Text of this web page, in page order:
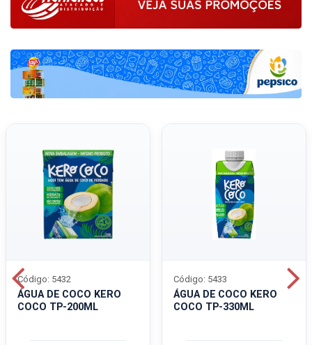
ÁGUA DE COCO KERO
COCO TP-200ML
Código: 5432
ÁGUA DE COCO KERO
COCO TP-330ML
Código: 5433